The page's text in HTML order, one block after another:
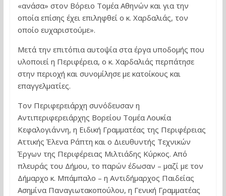
«ανάσα» στον Βόρειο Τομέα Αθηνών και για την
οποία επίσης έχει επιληφθεί ο κ. Χαρδαλιάς, τον
οποίο ευχαριστούμε».
Μετά την επιτόπια αυτοψία στα έργα υποδομής που
υλοποιεί η Περιφέρεια, ο κ. Χαρδαλιάς περπάτησε
στην περιοχή και συνομίλησε με κατοίκους και
επαγγελματίες.
Τον Περιφερειάρχη συνόδευσαν η
Αντιπεριφερειάρχης Βορείου Τομέα Λουκία
Κεφαλογιάννη, η Ειδική Γραμματέας της Περιφέρειας
Αττικής Έλενα Ράπτη και ο Διευθυντής Τεχνικών
Έργων της Περιφέρειας Μιλτιάδης Κύρκος. Από
πλευράς του Δήμου, το παρών έδωσαν – μαζί με τον
Δήμαρχο κ. Μπάμπαλο – η Αντιδήμαρχος Παιδείας
Ασημίνα Παναγιωτακοπούλου, η Γενική Γραμματέας